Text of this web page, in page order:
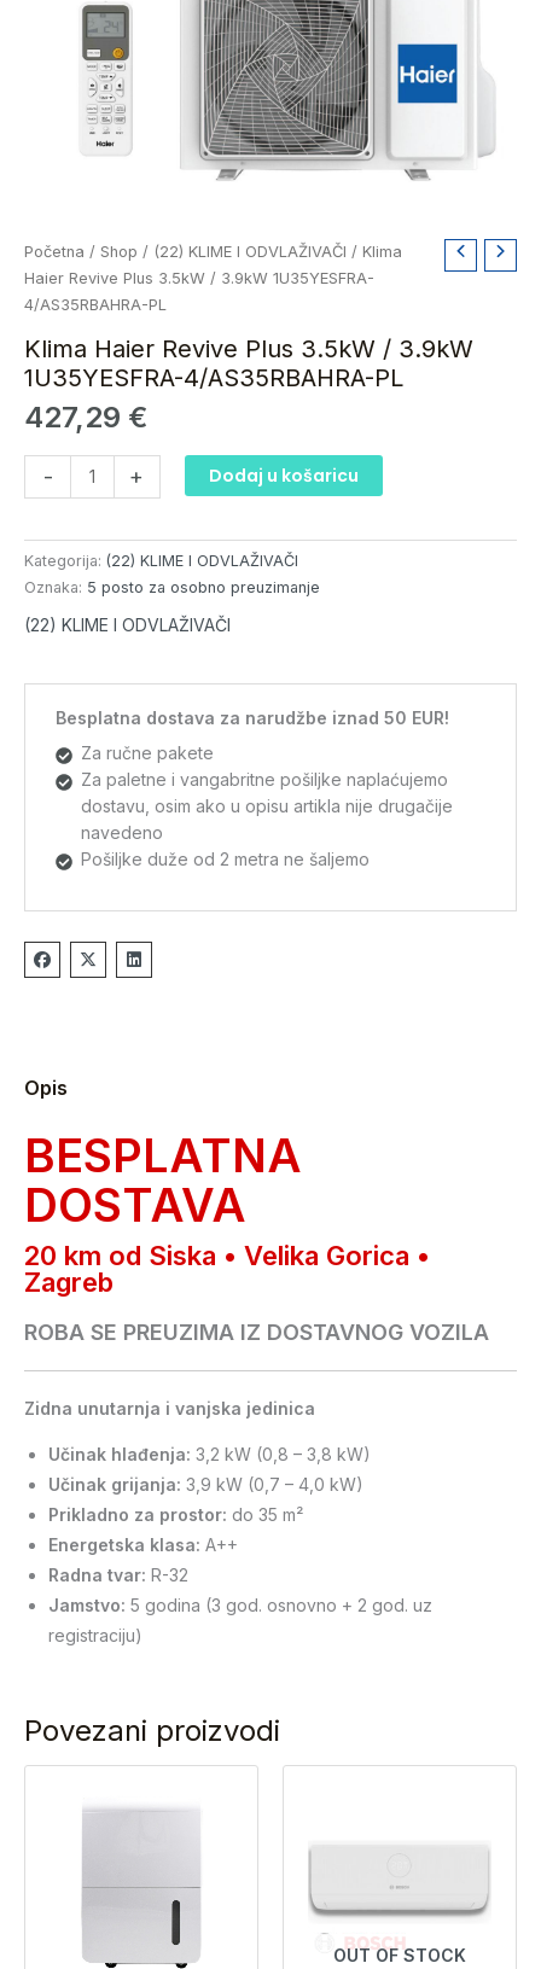
Početna / Shop / (22) KLIME I ODVLAŽIVAČI / Klima
Haier Revive Plus 3.5kW / 3.9kW 1U35YESFRA-
4/AS35RBAHRA-PL
Klima Haier Revive Plus 3.5kW / 3.9kW
1U35YESFRA-4/AS35RBAHRA-PL
427,29 €
-
Klima
Haier
Revive
3.5kW
3.9kW
1U35YESFRA-
4/AS35RBAHRA-
+ Dodaj u košaricu
Kategorija: (22) KLIME I ODVLAŽIVAČI
Oznaka: 5 posto za osobno preuzimanje
(22) KLIME I ODVLAŽIVAČI
Besplatna dostava za narudžbe iznad 50 EUR!
Za ručne pakete
Za paletne i vangabritne pošiljke naplaćujemo
dostavu, osim ako u opisu artikla nije drugačije
navedeno
Pošiljke duže od 2 metra ne šaljemo
Opis
BESPLATNA
DOSTAVA
20 km od Siska • Velika Gorica •
Zagreb
ROBA SE PREUZIMA IZ DOSTAVNOG VOZILA
Zidna unutarnja i vanjska jedinica
Učinak hlađenja: 3,2 kW (0,8 – 3,8 kW)
Učinak grijanja: 3,9 kW (0,7 – 4,0 kW)
Prikladno za prostor: do 35 m²
Energetska klasa: A++
Radna tvar: R-32
Jamstvo: 5 godina (3 god. osnovno + 2 god. uz
registraciju)
Povezani proizvodi
OUT OF STOCK